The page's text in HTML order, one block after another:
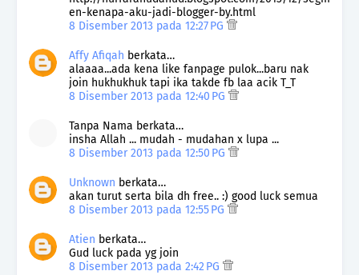
en-kenapa-aku-jadi-blogger-by.html
8 Disember 2013 pada 12:27 PG
Affy Afiqah berkata…
alaaaa...ada kena like fanpage pulok...baru nak
join hukhukhuk tapi ika takde fb laa acik T_T
8 Disember 2013 pada 12:40 PG
Tanpa Nama berkata…
insha Allah ... mudah - mudahan x lupa ...
8 Disember 2013 pada 12:50 PG
Unknown berkata…
akan turut serta bila dh free.. :) good luck semua
8 Disember 2013 pada 12:55 PG
Atien berkata…
Gud luck pada yg join
8 Disember 2013 pada 2:42 PG